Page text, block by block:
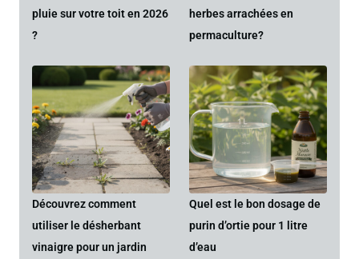
pluie sur votre toit en 2026
?
herbes arrachées en
permaculture?
Découvrez comment
utiliser le désherbant
vinaigre pour un jardin
Quel est le bon dosage de
purin d’ortie pour 1 litre
d’eau